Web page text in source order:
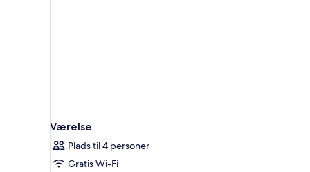
Værelse
Plads til 4 personer
Gratis Wi-Fi